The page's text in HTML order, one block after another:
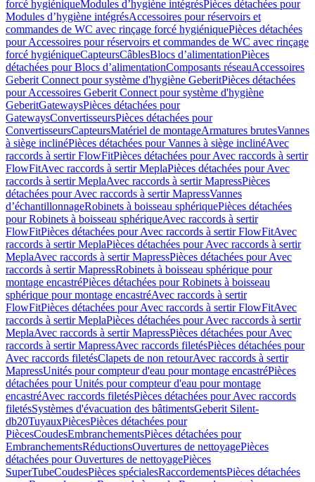
forcé hygiéniqueModules d’hygiène intégrésPièces détachées pour
Modules d’hygiène intégrésAccessoires pour réservoirs et
commandes de WC avec rinçage forcé hygiéniquePièces détachées
pour Accessoires pour réservoirs et commandes de WC avec rinçage
forcé hygiéniqueCapteursCâblesBlocs d’alimentationPièces
détachées pour Blocs d’alimentationComposants réseauAccessoires
Geberit Connect pour système d'hygiène GeberitPièces détachées
pour Accessoires Geberit Connect pour système d'hygiène
GeberitGatewaysPièces détachées pour
GatewaysConvertisseursPièces détachées pour
ConvertisseursCapteursMatériel de montageArmatures brutesVannes
à siège inclinéPièces détachées pour Vannes à siège inclinéAvec
raccords à sertir FlowFitPièces détachées pour Avec raccords à sertir
FlowFitAvec raccords à sertir MeplaPièces détachées pour Avec
raccords à sertir MeplaAvec raccords à sertir MapressPièces
détachées pour Avec raccords à sertir MapressVannes
d’échantillonnageRobinets à boisseau sphériquePièces détachées
pour Robinets à boisseau sphériqueAvec raccords à sertir
FlowFitPièces détachées pour Avec raccords à sertir FlowFitAvec
raccords à sertir MeplaPièces détachées pour Avec raccords à sertir
MeplaAvec raccords à sertir MapressPièces détachées pour Avec
raccords à sertir MapressRobinets à boisseau sphérique pour
montage encastréPièces détachées pour Robinets à boisseau
sphérique pour montage encastréAvec raccords à sertir
FlowFitPièces détachées pour Avec raccords à sertir FlowFitAvec
raccords à sertir MeplaPièces détachées pour Avec raccords à sertir
MeplaAvec raccords à sertir MapressPièces détachées pour Avec
raccords à sertir MapressAvec raccords filetésPièces détachées pour
Avec raccords filetésClapets de non retourAvec raccords à sertir
MapressUnités pour compteur d'eau pour montage encastréPièces
détachées pour Unités pour compteur d'eau pour montage
encastréAvec raccords filetésPièces détachées pour Avec raccords
filetésSystèmes d'évacuation des bâtimentsGeberit Silent-
db20TuyauxPiècesPièces détachées pour
PiècesCoudesEmbranchementsPièces détachées pour
EmbranchementsRéductionsOuvertures de nettoyagePièces
détachées pour Ouvertures de nettoyagePièces
SuperTubeCoudesPièces spécialesRaccordementsPièces détachées